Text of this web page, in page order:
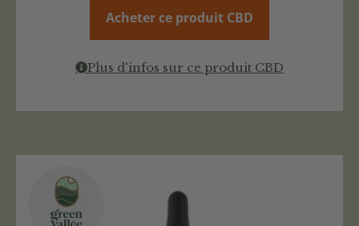
Acheter ce produit CBD
Plus d'infos sur ce produit CBD